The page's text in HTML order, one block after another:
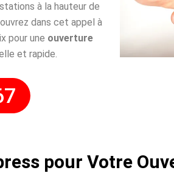
à la hauteur de
dans cet appel à
pour une ouverture
et rapide.
pour Votre